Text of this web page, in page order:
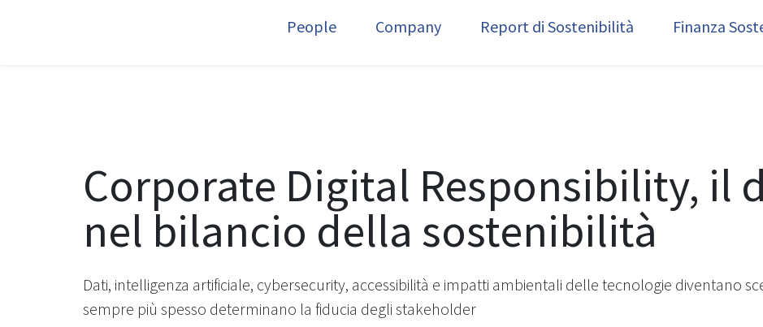
People Company Report di Sostenibilità Finanza
Corporate Digital Responsibility, il
nel bilancio della sostenibilità
Dati, intelligenza artificiale, cybersecurity, accessibilità e impatti ambientali delle tecnologie diventano
sempre più spesso determinano la fiducia degli stakeholder